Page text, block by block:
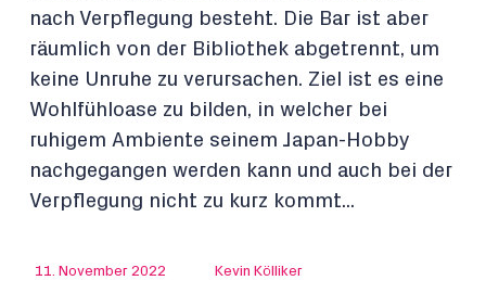
nach Verpflegung besteht. Die Bar ist aber
räumlich von der Bibliothek abgetrennt, um
keine Unruhe zu verursachen. Ziel ist es eine
Wohlfühloase zu bilden, in welcher bei
ruhigem Ambiente seinem Japan-Hobby
nachgegangen werden kann und auch bei der
Verpflegung nicht zu kurz kommt...
11. November 2022 Kevin Kölliker